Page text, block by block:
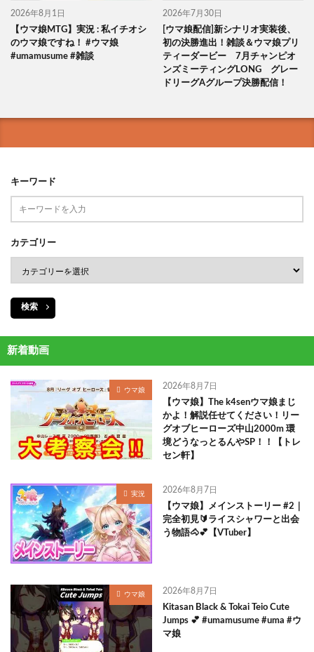
2026年8月1日
【ウマ娘MTG】実況 : 私イチオシ
のウマ娘ですね！ #ウマ娘
#umamusume #雑談
2026年7月30日
[ウマ娘配信]新シナリオ実装後、
初の決勝進出！雑談＆ウマ娘プリ
ティーダービー 7月チャンピオ
ンズミーティングLONG グレー
ドリーグAグループ決勝配信！
キーワード
カテゴリー
検索
新着動画
ウマ娘 2026年8月7日
【ウマ娘】The k4senウマ娘まじ
かよ！解説任せてください！リー
グオブヒーローズ中山2000m 環
境どうなっとるんやSP！！【トレ
セン軒】
実況 2026年8月7日
【ウマ娘】メインストーリー #2｜
完全初見🔰ライスシャワーと出会
う物語🐴💕【VTuber】
ウマ娘 2026年8月7日
Kitasan Black & Tokai Teio Cute
Jumps 💕 #umamusume #uma #ウ
マ娘